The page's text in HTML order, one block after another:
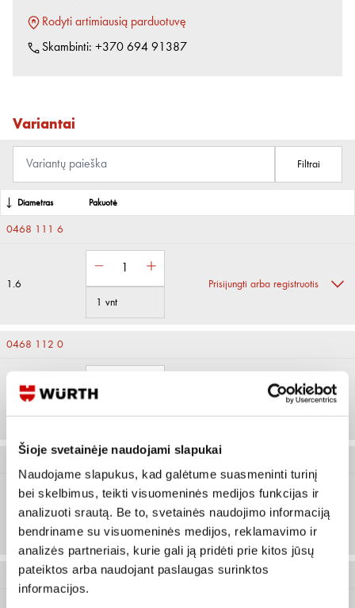
Šioje svetainėje naudojami slapukai
Naudojame slapukus, kad galėtume suasmeninti turinį
bei skelbimus, teikti visuomeninės medijos funkcijas ir
analizuoti srautą. Be to, svetainės naudojimo informaciją
bendriname su visuomeninės medijos, reklamavimo ir
analizės partneriais, kurie gali ją pridėti prie kitos jūsų
pateiktos arba naudojant paslaugas surinktos
informacijos.
Rodyti artimiausią parduotuvę
Skambinti: +370 694 91387
Variantai
Filtrai
Diametras Pakuotė
0468 111 6
1.6
1 vnt
Prisijungti arba registruotis
0468 112 0
1 m
Prisijungti arba registruotis
0468 112 4
1 vnt
Prisijungti arba registruotis
0468 113 0